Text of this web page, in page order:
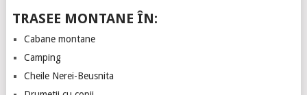
TRASEE MONTANE ÎN:
Cabane montane
Camping
Cheile Nerei-Beusnita